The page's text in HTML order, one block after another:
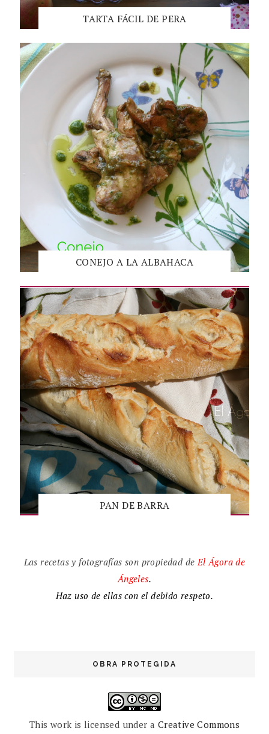
TARTA FÁCIL DE PERA
CONEJO A LA ALBAHACA
PAN DE BARRA
Las recetas y fotografías son propiedad de ElÁgora de
Ángeles.
Haz uso de ellas con el debido respeto.
OBRA PROTEGIDA
This work is licensed under a Creative Commons